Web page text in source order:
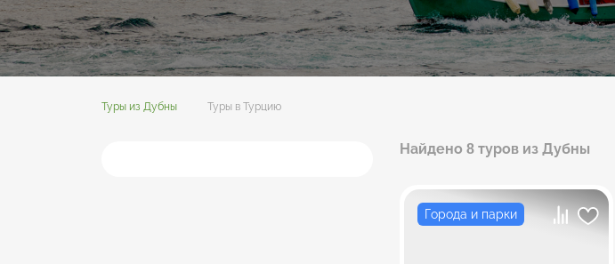
Туры из Дубны Туры в Турцию
Найдено 8 туров из Дубны
Города и парки